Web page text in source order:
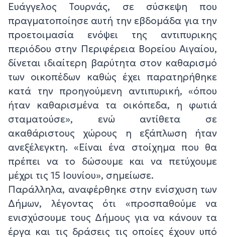
Ευάγγελος Τουρνάς, σε σύσκεψη που
πραγματοποίησε αυτή την εβδομάδα για την
προετοιμασία ενόψει της αντιπυρικης
περιόδου στην Περιφέρεια Βορείου Αιγαίου,
δίνεται ιδιαίτερη βαρύτητα στον καθαρισμό
των οικοπέδων καθώς έχει παρατηρήθηκε
κατά την προηγούμενη αντιπυρική, «όπου
ήταν καθαρισμένα τα οικόπεδα, η φωτιά
σταματούσε», ενώ αντίθετα σε
ακαθάριστους χώρους η εξάπλωση ήταν
ανεξέλεγκτη. «Είναι ένα στοίχημα που θα
πρέπει να το δώσουμε και να πετύχουμε
μέχρι τις 15 Ιουνίου», σημείωσε.
Παράλληλα, αναφέρθηκε στην ενίσχυση των
Δήμων, λέγοντας ότι «προσπαθούμε να
ενισχύσουμε τους Δήμους για να κάνουν τα
έργα και τις δράσεις τις οποίες έχουν υπό